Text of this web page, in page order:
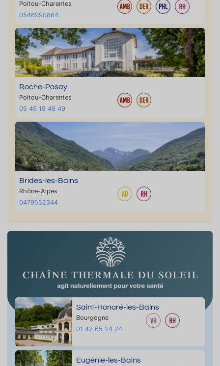
Poitou-Charentes
0546990864
Roche-Posay
Poitou-Charentes
05 49 19 49 49
Brides-les-Bains
Rhône-Alpes
0479552344
Saint-Honoré-les-Bains
Bourgogne
01 42 65 24 24
Eugénie-les-Bains